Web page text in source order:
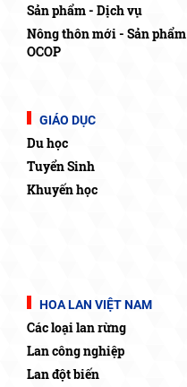
Sản phẩm - Dịch vụ
Nông thôn mới - Sản phẩm
OCOP
GIÁO DỤC
Du học
Tuyển Sinh
Khuyến học
HOA LAN VIỆT NAM
Các loại lan rừng
Lan công nghiệp
Lan đột biến